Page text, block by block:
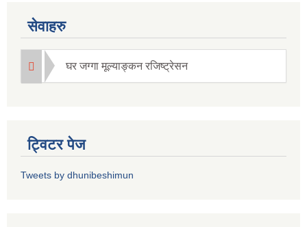
सेवाहरु
घर जग्गा मूल्याङ्कन रजिष्ट्रेसन
ट्विटर पेज
Tweets by dhunibeshimun